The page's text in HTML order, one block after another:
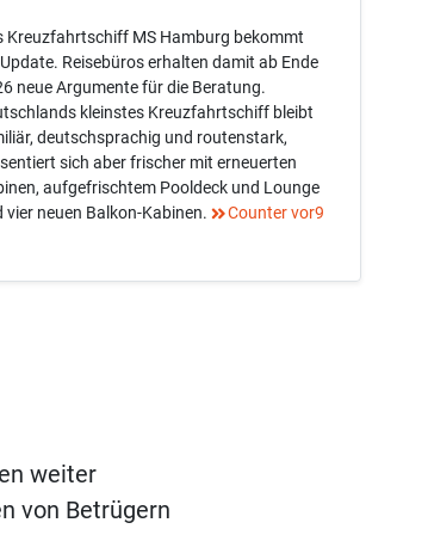
Kreuzfahrtschiff MS Hamburg bekommt
Reisebüros erhalten damit ab Ende
neue Argumente für die Beratung.
kleinstes Kreuzfahrtschiff bleibt
deutschsprachig und routenstark,
sich aber frischer mit erneuerten
aufgefrischtem Pooldeck und Lounge
vier neuen Balkon-Kabinen.
Counter vor9
weiter
von Betrügern